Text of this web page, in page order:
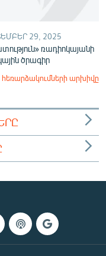
29, 2025
ռադիոկայանի
ծրագիր
հեռարձակումների արխիվը